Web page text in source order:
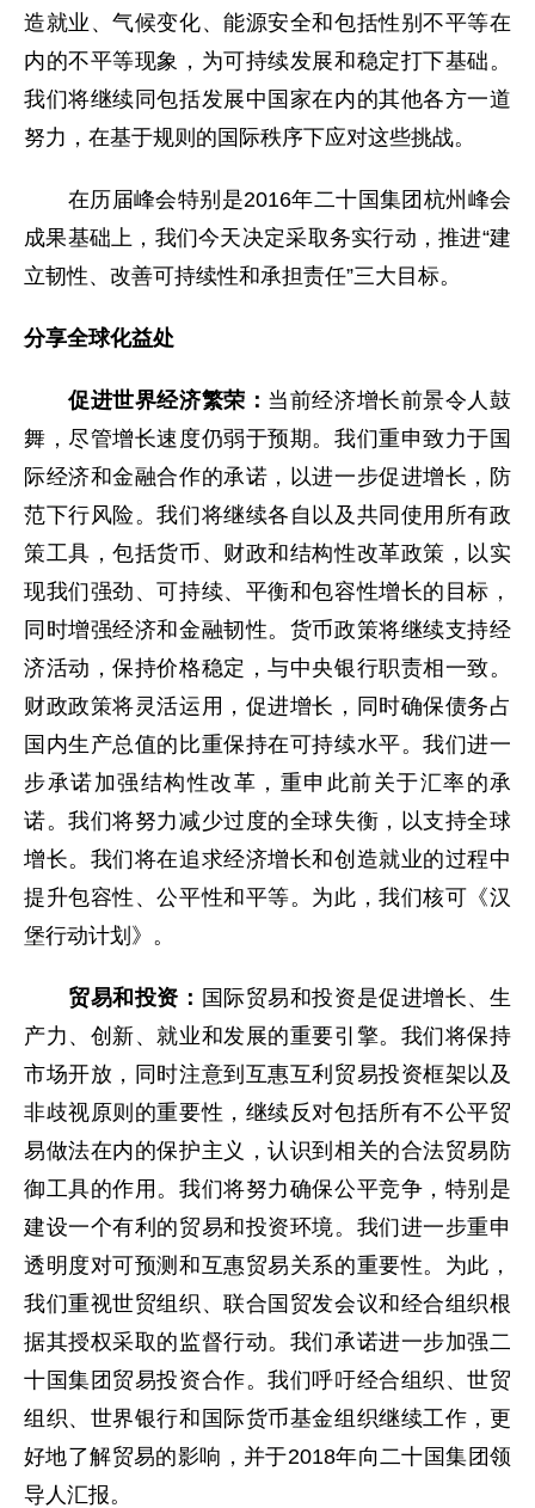
造就业、气候变化、能源安全和包括性别不平等在
内的不平等现象，为可持续发展和稳定打下基础。
我们将继续同包括发展中国家在内的其他各方一道
努力，在基于规则的国际秩序下应对这些挑战。
在历届峰会特别是2016年二十国集团杭州峰会
成果基础上，我们今天决定采取务实行动，推进“建
立韧性、改善可持续性和承担责任”三大目标。
分享全球化益处
促进世界经济繁荣： 当前经济增长前景令人鼓
舞，尽管增长速度仍弱于预期。我们重申致力于国
际经济和金融合作的承诺，以进一步促进增长，防
范下行风险。我们将继续各自以及共同使用所有政
策工具，包括货币、财政和结构性改革政策，以实
现我们强劲、可持续、平衡和包容性增长的目标，
同时增强经济和金融韧性。货币政策将继续支持经
济活动，保持价格稳定，与中央银行职责相一致。
财政政策将灵活运用，促进增长，同时确保债务占
国内生产总值的比重保持在可持续水平。我们进一
步承诺加强结构性改革，重申此前关于汇率的承
诺。我们将努力减少过度的全球失衡，以支持全球
增长。我们将在追求经济增长和创造就业的过程中
提升包容性、公平性和平等。为此，我们核可《汉
堡行动计划》。
贸易和投资： 国际贸易和投资是促进增长、生
产力、创新、就业和发展的重要引擎。我们将保持
市场开放，同时注意到互惠互利贸易投资框架以及
非歧视原则的重要性，继续反对包括所有不公平贸
易做法在内的保护主义，认识到相关的合法贸易防
御工具的作用。我们将努力确保公平竞争，特别是
建设一个有利的贸易和投资环境。我们进一步重申
透明度对可预测和互惠贸易关系的重要性。为此，
我们重视世贸组织、联合国贸发会议和经合组织根
据其授权采取的监督行动。我们承诺进一步加强二
十国集团贸易投资合作。我们呼吁经合组织、世贸
组织、世界银行和国际货币基金组织继续工作，更
好地了解贸易的影响，并于2018年向二十国集团领
导人汇报。